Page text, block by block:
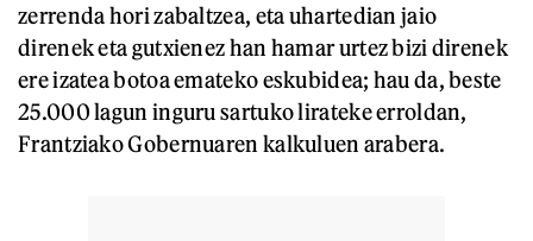
zerrenda hori zabaltzea, eta uhartedian jaio
direnek eta gutxienez han hamar urtez bizi direnek
ere izatea botoa emateko eskubidea; hau da, beste
25.000 lagun inguru sartuko lirateke erroldan,
Frantziako Gobernuaren kalkuluen arabera.